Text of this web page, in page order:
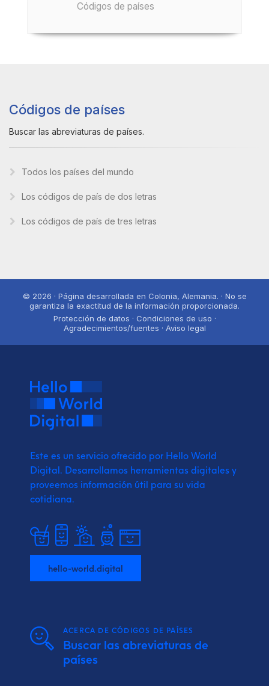
Códigos de países
Códigos de países
Buscar las abreviaturas de países.
Todos los países del mundo
Los códigos de país de dos letras
Los códigos de país de tres letras
© 2026 · Página desarrollada en Colonia, Alemania. · No se
garantiza la exactitud de la información proporcionada.
Protección de datos · Condiciones de uso ·
Agradecimientos/fuentes · Aviso legal
Este es un servicio ofrecido por Hello World
Digital. Desarrollamos herramientas digitales y
proveemos información útil para su vida
cotidiana.
hello-world.digital
ACERCA DE CÓDIGOS DE PAÍSES
Buscar las abreviaturas de
países